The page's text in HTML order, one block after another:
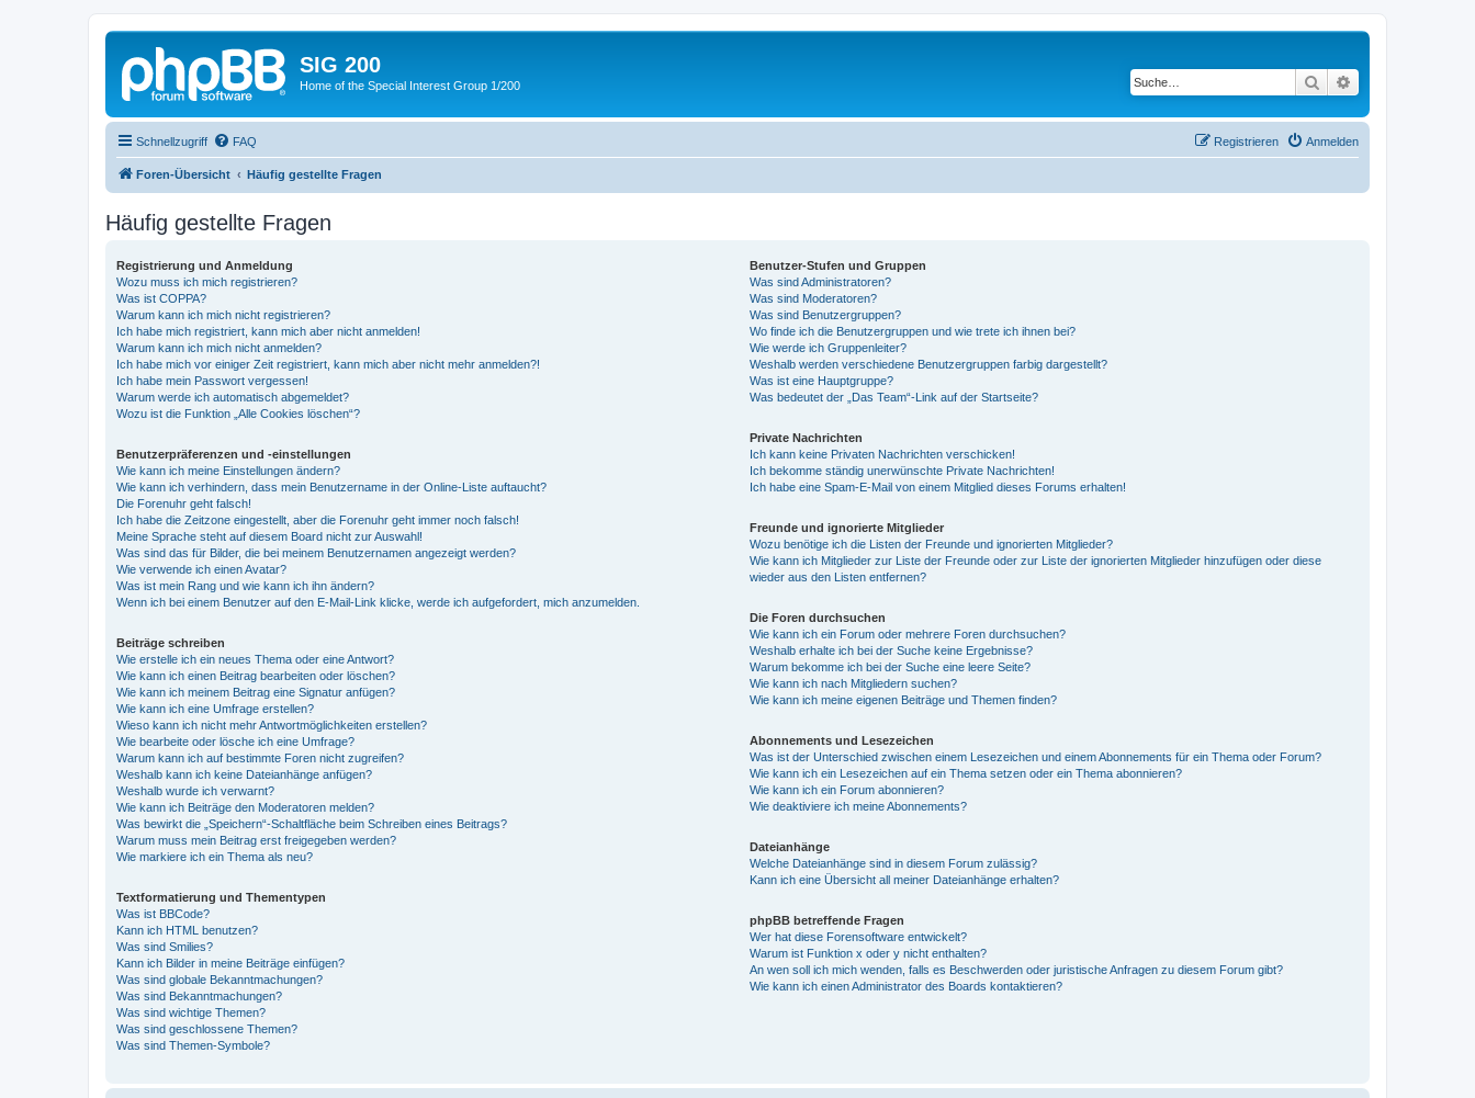
SIG 200
Home of the Special Interest Group 1/200 Suche
Schnellzugriff FAQ Anmelden
Registrieren
Foren-Übersicht Häufig gestellte Fragen
Häufig gestellte Fragen
Registrierung und Anmeldung
Wozu muss ich mich registrieren?
Was ist COPPA?
Warum kann ich mich nicht registrieren?
Ich habe mich registriert, kann mich aber nicht anmelden!
Warum kann ich mich nicht anmelden?
Ich habe mich vor einiger Zeit registriert, kann mich aber nicht mehr anmelden?!
Ich habe mein Passwort vergessen!
Warum werde ich automatisch abgemeldet?
Wozu ist die Funktion „Alle Cookies löschen“?
Benutzerpräferenzen und -einstellungen
Wie kann ich meine Einstellungen ändern?
Wie kann ich verhindern, dass mein Benutzername in der Online-Liste auftaucht?
Die Forenuhr geht falsch!
Ich habe die Zeitzone eingestellt, aber die Forenuhr geht immer noch falsch!
Meine Sprache steht auf diesem Board nicht zur Auswahl!
Was sind das für Bilder, die bei meinem Benutzernamen angezeigt werden?
Wie verwende ich einen Avatar?
Was ist mein Rang und wie kann ich ihn ändern?
Wenn ich bei einem Benutzer auf den E-Mail-Link klicke, werde ich aufgefordert, mich anzumelden.
Beiträge schreiben
Wie erstelle ich ein neues Thema oder eine Antwort?
Wie kann ich einen Beitrag bearbeiten oder löschen?
Wie kann ich meinem Beitrag eine Signatur anfügen?
Wie kann ich eine Umfrage erstellen?
Wieso kann ich nicht mehr Antwortmöglichkeiten erstellen?
Wie bearbeite oder lösche ich eine Umfrage?
Warum kann ich auf bestimmte Foren nicht zugreifen?
Weshalb kann ich keine Dateianhänge anfügen?
Weshalb wurde ich verwarnt?
Wie kann ich Beiträge den Moderatoren melden?
Was bewirkt die „Speichern“-Schaltfläche beim Schreiben eines Beitrags?
Warum muss mein Beitrag erst freigegeben werden?
Wie markiere ich ein Thema als neu?
Textformatierung und Thementypen
Was ist BBCode?
Kann ich HTML benutzen?
Was sind Smilies?
Kann ich Bilder in meine Beiträge einfügen?
Was sind globale Bekanntmachungen?
Was sind Bekanntmachungen?
Was sind wichtige Themen?
Was sind geschlossene Themen?
Was sind Themen-Symbole?
Benutzer-Stufen und Gruppen
Was sind Administratoren?
Was sind Moderatoren?
Was sind Benutzergruppen?
Wo finde ich die Benutzergruppen und wie trete ich ihnen bei?
Wie werde ich Gruppenleiter?
Weshalb werden verschiedene Benutzergruppen farbig dargestellt?
Was ist eine Hauptgruppe?
Was bedeutet der „Das Team“-Link auf der Startseite?
Private Nachrichten
Ich kann keine Privaten Nachrichten verschicken!
Ich bekomme ständig unerwünschte Private Nachrichten!
Ich habe eine Spam-E-Mail von einem Mitglied dieses Forums erhalten!
Freunde und ignorierte Mitglieder
Wozu benötige ich die Listen der Freunde und ignorierten Mitglieder?
Wie kann ich Mitglieder zur Liste der Freunde oder zur Liste der ignorierten Mitglieder hinzufügen oder diese
wieder aus den Listen entfernen?
Die Foren durchsuchen
Wie kann ich ein Forum oder mehrere Foren durchsuchen?
Weshalb erhalte ich bei der Suche keine Ergebnisse?
Warum bekomme ich bei der Suche eine leere Seite?
Wie kann ich nach Mitgliedern suchen?
Wie kann ich meine eigenen Beiträge und Themen finden?
Abonnements und Lesezeichen
Was ist der Unterschied zwischen einem Lesezeichen und einem Abonnements für ein Thema oder Forum?
Wie kann ich ein Lesezeichen auf ein Thema setzen oder ein Thema abonnieren?
Wie kann ich ein Forum abonnieren?
Wie deaktiviere ich meine Abonnements?
Dateianhänge
Welche Dateianhänge sind in diesem Forum zulässig?
Kann ich eine Übersicht all meiner Dateianhänge erhalten?
phpBB betreffende Fragen
Wer hat diese Forensoftware entwickelt?
Warum ist Funktion x oder y nicht enthalten?
An wen soll ich mich wenden, falls es Beschwerden oder juristische Anfragen zu diesem Forum gibt?
Wie kann ich einen Administrator des Boards kontaktieren?